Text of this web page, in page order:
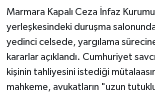
Marmara Kapalı Ceza İnfaz Kurumu
yerleşkesindeki duruşma
yedinci celsede, yargılama
kararlar açıklandı. Cumhuriyet
kişinin tahliyesini istediği
mahkeme, avukatların "uzun